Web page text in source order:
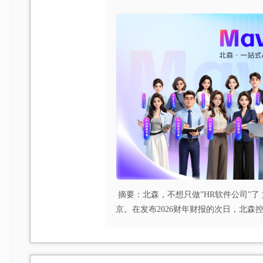
摘要：北森，不想只做”HR软件公司”
京。在发布2026财年财报的次日，北森